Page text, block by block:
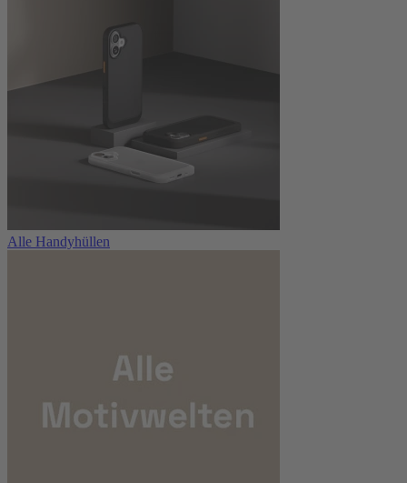
Alle Handyhüllen